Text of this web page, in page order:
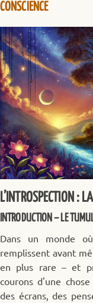
CONSCIENCE
L’INTROSPECTION :
INTRODUCTION – LE
Dans un monde
remplissent avant
en plus rare – et
courons d'une
des écrans, des